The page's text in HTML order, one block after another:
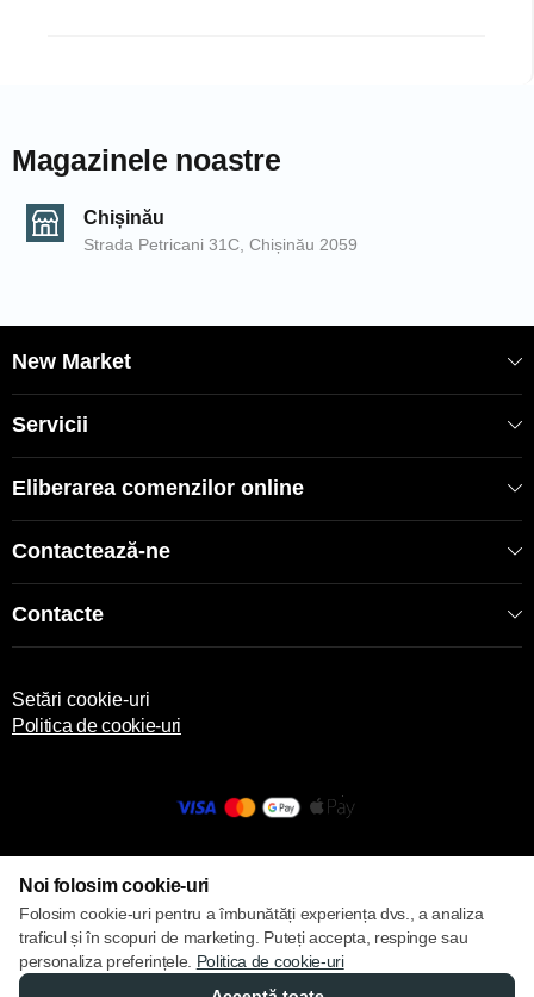
Magazinele noastre
Chișinău
Strada Petricani 31C, Chișinău 2059
New Market
Servicii
Eliberarea comenzilor online
Contactează-ne
Contacte
Setări cookie-uri
Politica de cookie-uri
Noi folosim cookie-uri
Folosim cookie-uri pentru a îmbunătăți experiența dvs., a analiza
traficul și în scopuri de marketing. Puteți accepta, respinge sau
personaliza preferințele. Politica de cookie-uri